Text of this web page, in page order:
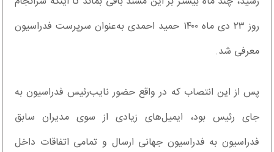
روز ۲۳ دی ماه ۱۴۰۰ حمید احمدی به‌عنوان سرپرست فدراسیون
معرفی شد.
پس از این انتصاب که در واقع حضور نایب‌رئیس فدراسیون به
جای رئیس بود، ایمیل‌های زیادی از سوی مدیران سابق
فدراسیون به فدراسیون جهانی ارسال و تمامی اتفاقات داخل